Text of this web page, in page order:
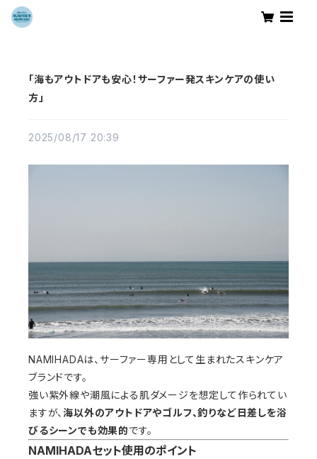
「海もアウトドアも安心！サーファー発スキンケアの使い
方」
2025/08/17 20:39
NAMIHADAは、サーファー専用として生まれたスキンケア
ブランドです。
強い紫外線や潮風による肌ダメージを想定して作られてい
ますが、海以外のアウトドアやゴルフ、釣りなど日差しを浴
びるシーンでも効果的です。
NAMIHADAセット使用のポイント